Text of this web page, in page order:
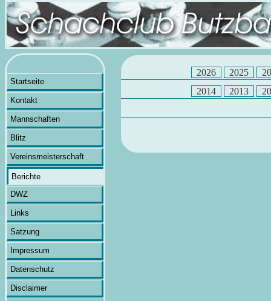
Startseite
Kontakt
Mannschaften
Blitz
Vereinsmeisterschaft
Berichte
DWZ
Links
Satzung
Impressum
Datenschutz
Disclaimer
2026 2025
2014
2013